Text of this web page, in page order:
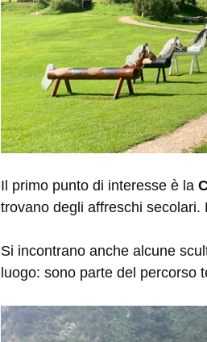
Il primo punto di interesse è la
trovano degli affreschi
Si incontrano anche alcune
luogo: sono parte del percorso